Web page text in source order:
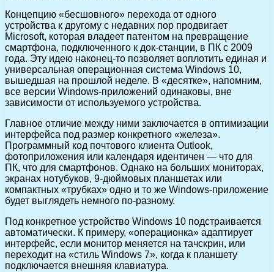
Концепцию «бесшовного» перехода от одного
устройства к другому с недавних пор продвигает
Microsoft, которая владеет патентом на превращение
смартфона, подключенного к док-станции, в ПК с 2009
года. Эту идею наконец-то позволяет воплотить единая и
универсальная операционная система Windows 10,
вышедшая на прошлой неделе. В «десятке», напомним,
все версии Windows-приложений одинаковы, вне
зависимости от используемого устройства.
Главное отличие между ними заключается в оптимизации
интерфейса под размер конкретного «железа».
Программный код почтового клиента Outlook,
фотоприложения или календаря идентичен — что для
ПК, что для смартфонов. Однако на больших мониторах,
экранах нотубуков, 9-дюймовых планшетах или
компактных «трубках» одно и то же Windows-приложение
будет выглядеть немного по-разному.
Под конкретное устройство Windows 10 подстраивается
автоматически. К примеру, «операционка» адаптирует
интерфейс, если монитор меняется на тачскрин, или
переходит на «стиль Windows 7», когда к планшету
подключается внешняя клавиатура.